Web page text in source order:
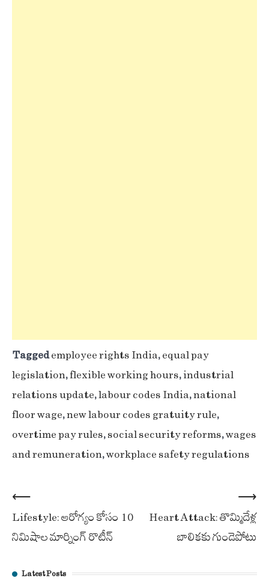
Taggedemployee rights India,equal pay
legislation,flexible working hours,industrial
relations update,labour codes India,national
floor wage,new labour codes gratuity rule,
overtime pay rules,social security reforms,wages
and remuneration,workplace safety regulations
Post
navigation
⟵
Lifestyle: ఆరోగ్యం కోసం 10
నిమిషాల మార్నింగ్ రొటీన్‌
Heart Attack: తొమ్మిదేళ్ల
బాలికకు గుండెపోటు
⟶
Latest Posts